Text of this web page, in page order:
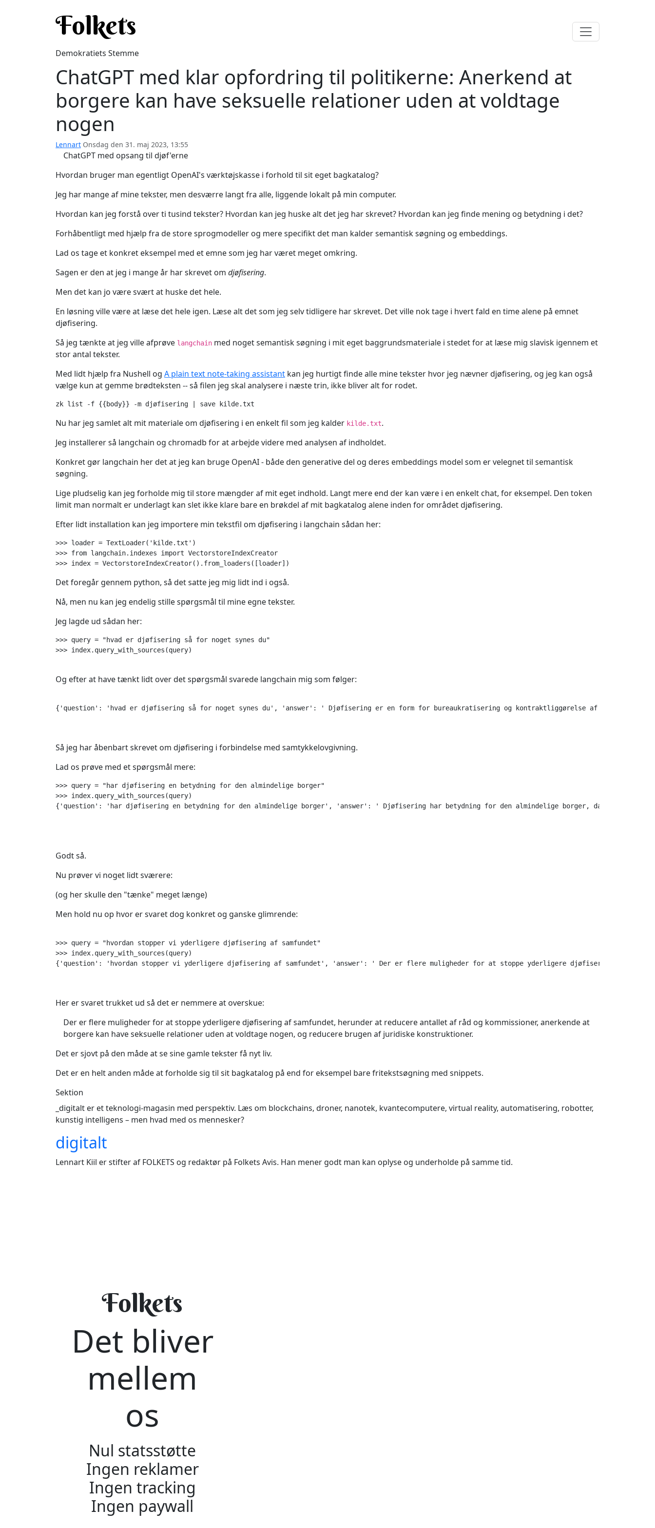
Folkets
Demokratiets Stemme
ChatGPT med klar opfordring til politikerne: Anerkend at
borgere kan have seksuelle relationer uden at voldtage
nogen
Lennart Onsdag den 31. maj 2023, 13:55
ChatGPT med opsang til djøf'erne
Hvordan bruger man egentligt OpenAI's værktøjskasse i forhold til sit eget bagkatalog?
Jeg har mange af mine tekster, men desværre langt fra alle, liggende lokalt på min computer.
Hvordan kan jeg forstå over ti tusind tekster? Hvordan kan jeg huske alt det jeg har skrevet? Hvordan kan jeg finde mening og betydning i det?
Forhåbentligt med hjælp fra de store sprogmodeller og mere specifikt det man kalder semantisk søgning og embeddings.
Lad os tage et konkret eksempel med et emne som jeg har været meget omkring.
Sagen er den at jeg i mange år har skrevet om djøfisering.
Men det kan jo være svært at huske det hele.
En løsning ville være at læse det hele igen. Læse alt det som jeg selv tidligere har skrevet. Det ville nok tage i hvert fald en time alene på emnet
djøfisering.
Så jeg tænkte at jeg ville afprøve langchain med noget semantisk søgning i mit eget baggrundsmateriale i stedet for at læse mig slavisk igennem et
stor antal tekster.
Med lidt hjælp fra Nushell og A plain text note-taking assistant kan jeg hurtigt finde alle mine tekster hvor jeg nævner djøfisering, og jeg kan også
vælge kun at gemme brødteksten -- så filen jeg skal analysere i næste trin, ikke bliver alt for rodet.
Nu har jeg samlet alt mit materiale om djøfisering i en enkelt fil som jeg kalder kilde.txt.
Jeg installerer så langchain og chromadb for at arbejde videre med analysen af indholdet.
Konkret gør langchain her det at jeg kan bruge OpenAI - både den generative del og deres embeddings model som er velegnet til semantisk
søgning.
Lige pludselig kan jeg forholde mig til store mængder af mit eget indhold. Langt mere end der kan være i en enkelt chat, for eksempel. Den token
limit man normalt er underlagt kan slet ikke klare bare en brøkdel af mit bagkatalog alene inden for området djøfisering.
Efter lidt installation kan jeg importere min tekstfil om djøfisering i langchain sådan her:
>>> loader = TextLoader('kilde.txt')
>>> from langchain.indexes import VectorstoreIndexCreator
Det foregår gennem python, så det satte jeg mig lidt ind i også.
Nå, men nu kan jeg endelig stille spørgsmål til mine egne tekster.
Jeg lagde ud sådan her:
>>> query = "hvad er djøfisering så for noget synes du"
>>> index.query_with_sources(query)
Og efter at have tænkt lidt over det spørgsmål svarede langchain mig som følger:
{'question': 'hvad er djøfisering så for noget synes du', 'answer': ' Djøfisering er en form for bureaukratisering og kontraktliggørelse af
Så jeg har åbenbart skrevet om djøfisering i forbindelse med samtykkelovgivning.
Lad os prøve med et spørgsmål mere:
>>> query = "har djøfisering en betydning for den almindelige borger"
>>> index.query_with_sources(query)
{'question': 'har djøfisering en betydning for den almindelige borger', 'answer': ' Djøfisering har betydning for den almindelige borger, da det har ført
Godt så.
Nu prøver vi noget lidt sværere:
(og her skulle den "tænke" meget længe)
Men hold nu op hvor er svaret dog konkret og ganske glimrende:
>>> query = "hvordan stopper vi yderligere djøfisering af samfundet"
>>> index.query_with_sources(query)
{'question': 'hvordan stopper vi yderligere djøfisering af samfundet', 'answer': ' Der er flere muligheder for at stoppe yderligere djøfisering af
Her er svaret trukket ud så det er nemmere at overskue:
Der er flere muligheder for at stoppe yderligere djøfisering af samfundet, herunder at reducere antallet af råd og kommissioner, anerkende at
borgere kan have seksuelle relationer uden at voldtage nogen, og reducere brugen af juridiske konstruktioner.
Det er sjovt på den måde at se sine gamle tekster få nyt liv.
Det er en helt anden måde at forholde sig til sit bagkatalog på end for eksempel bare fritekstsøgning med snippets.
Sektion
_digitalt er et teknologi-magasin med perspektiv. Læs om blockchains, droner, nanotek, kvantecomputere, virtual reality, automatisering, robotter,
kunstig intelligens – men hvad med os mennesker?
digitalt
Lennart Kiil er stifter af FOLKETS og redaktør på Folkets Avis. Han mener godt man kan oplyse og underholde på samme tid.
Folkets
Det bliver
mellem
os
Nul statsstøtte
Ingen reklamer
Ingen tracking
Ingen paywall